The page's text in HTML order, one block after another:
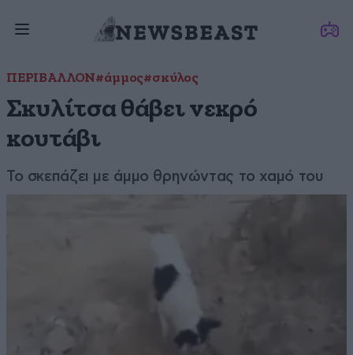
ΠΕΡΙΒΑΛΛΟΝ#άμμος#σκύλος
Σκυλίτσα θάβει νεκρό
κουτάβι
Το σκεπάζει με άμμο θρηνώντας το χαμό του